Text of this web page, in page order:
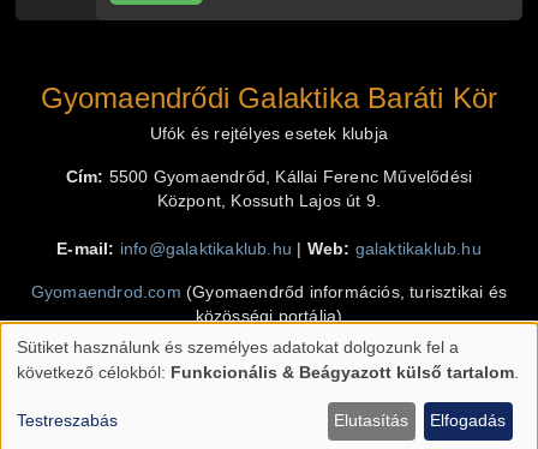
Gyomaendrődi Galaktika Baráti Kör
Ufók és rejtélyes esetek klubja
Cím: 5500 Gyomaendrőd, Kállai Ferenc Művelődési
Központ, Kossuth Lajos út 9.
E-mail: info@galaktikaklub.hu Web: galaktikaklub.hu
Gyomaendrod.com (Gyomaendrőd információs, turisztikai és
közösségi portálja)
(programozás, design, grafika)
Személyes
és
Sütiket használunk és személyes adatokat dolgozunk fel a
következő célokból: Funkcionális & Beágyazott külső tartalom
Testreszabás Elutasítás Elfogadás